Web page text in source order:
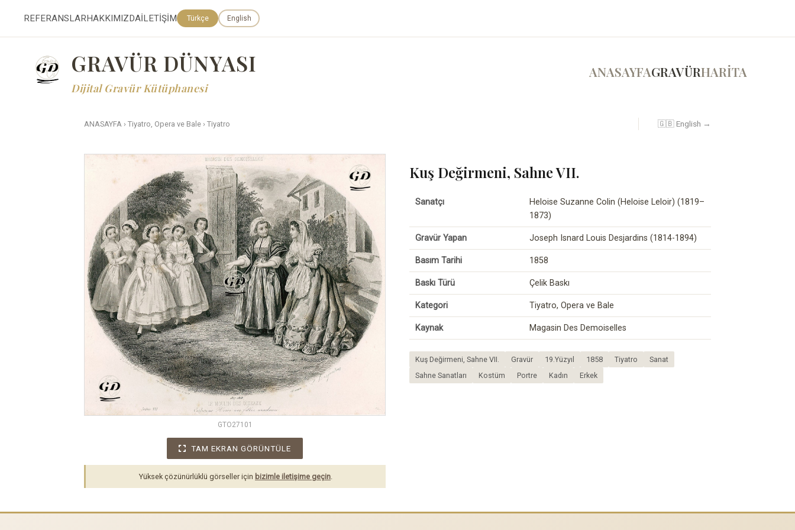
REFERANSLARHAKKIMIZDAİLETİŞİM Türkçe English
GRAVÜR DÜNYASI
Dijital Gravür Kütüphanesi
ANASAYFAGRAVÜRHARİTA
ANASAYFA › Tiyatro, Opera ve Bale › Tiyatro 🇬🇧 English →
GTO27101
TAM EKRAN GÖRÜNTÜLE
Yüksek çözünürlüklü görseller için bizimle iletişime geçin
Kuş Değirmeni, Sahne VII.
Sanatçı
Heloise Suzanne Colin (Heloise Leloir) (1819–
1873)
Gravür Yapan Joseph Isnard Louis Desjardins (1814-1894)
Basım Tarihi 1858
Baskı Türü Çelik Baskı
Kategori Tiyatro, Opera ve Bale
Kaynak Magasin Des Demoiselles
Kuş Değirmeni, Sahne VII. Gravür 19.Yüzyıl 1858 Tiyatro
Sanat
Sahne Sanatları
Kostüm Portre Kadın Erkek